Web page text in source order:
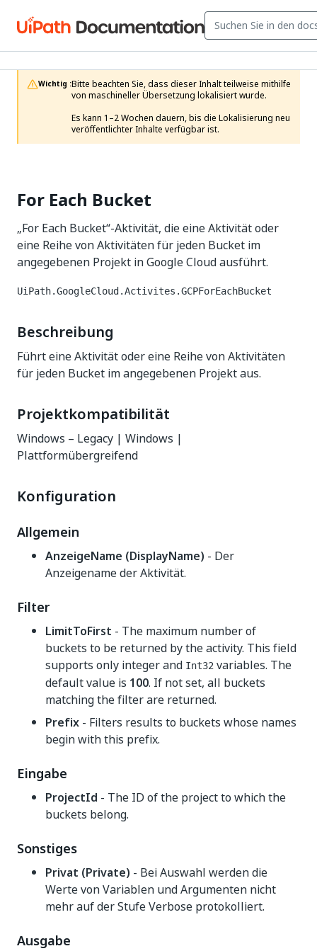
Wichtig :Bitte beachten Sie, dass dieser Inhalt teilweise mithilfe
von maschineller Übersetzung lokalisiert wurde.
Es kann 1–2 Wochen dauern, bis die Lokalisierung neu
veröffentlichter Inhalte verfügbar ist.
For Each Bucket
„For Each Bucket“-Aktivität, die eine Aktivität oder
eine Reihe von Aktivitäten für jeden Bucket im
angegebenen Projekt in Google Cloud ausführt.
UiPath.GoogleCloud.Activites.GCPForEachBucket
Beschreibung
Führt eine Aktivität oder eine Reihe von Aktivitäten
für jeden Bucket im angegebenen Projekt aus.
Projektkompatibilität
Windows – Legacy | Windows |
Plattformübergreifend
Konfiguration
Allgemein
AnzeigeName (DisplayName) - Der
Anzeigename der Aktivität.
Filter
LimitToFirst - The maximum number of
buckets to be returned by the activity. This field
supports only integer and Int32 variables. The
default value is 100. If not set, all buckets
matching the filter are returned.
Prefix - Filters results to buckets whose names
begin with this prefix.
Eingabe
ProjectId - The ID of the project to which the
buckets belong.
Sonstiges
Privat (Private) - Bei Auswahl werden die
Werte von Variablen und Argumenten nicht
mehr auf der Stufe Verbose protokolliert.
Ausgabe